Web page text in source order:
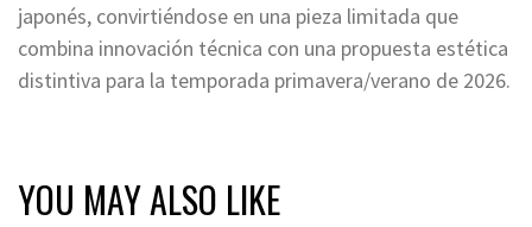
japonés, convirtiéndose en una pieza limitada que
combina innovación técnica con una propuesta estética
distintiva para la temporada primavera/verano de 2026.
YOU MAY ALSO LIKE